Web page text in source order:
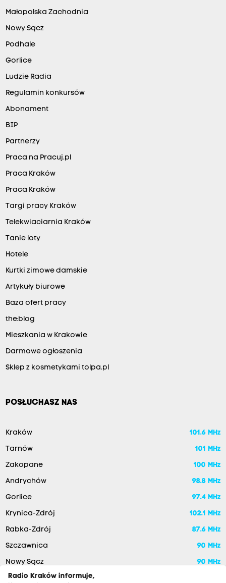
Małopolska Zachodnia
Nowy Sącz
Podhale
Gorlice
Ludzie Radia
Regulamin konkursów
Abonament
BIP
Partnerzy
Praca na Pracuj.pl
Praca Kraków
Praca Kraków
Targi pracy Kraków
Telekwiaciarnia Kraków
Tanie loty
Hotele
Kurtki zimowe damskie
Artykuły biurowe
Baza ofert pracy
the:blog
Mieszkania w Krakowie
Darmowe ogłoszenia
Sklep z kosmetykami tolpa.pl
POSŁUCHASZ NAS
Kraków 101.6 MHz
Tarnów 101 MHz
Zakopane 100 MHz
Andrychów 98.8 MHz
Gorlice 97.4 MHz
Krynica-Zdrój 102.1 MHz
Rabka-Zdrój 87.6 MHz
Szczawnica 90 MHz
Nowy Sącz
90 MHz
Radio Kraków informuje,